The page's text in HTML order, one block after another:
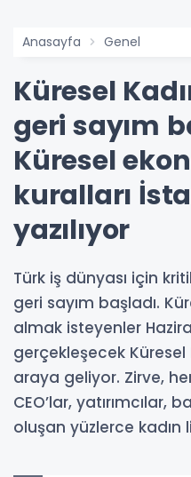
Anasayfa Genel
Küresel
geri sayım
Küresel
kuralları
yazılıyor
Türk iş dünyası için
geri sayım başladı.
almak isteyenler
gerçekleşecek Küresel
araya geliyor. Zirve,
CEO’lar,
oluşan yüzlerce kadın